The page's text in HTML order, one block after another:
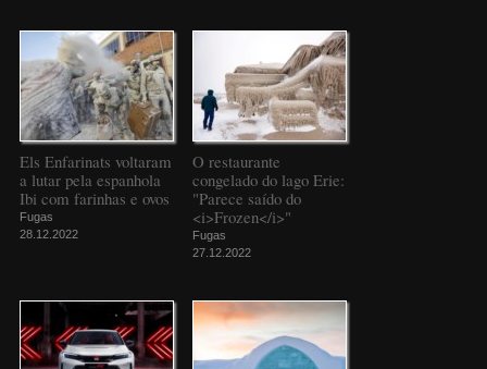
Els Enfarinats voltaram
a lutar pela espanhola
Ibi com farinhas e ovos
Fugas
28.12.2022
O restaurante
congelado do lago Erie:
"Parece saído do
<i>Frozen</i>"
Fugas
27.12.2022